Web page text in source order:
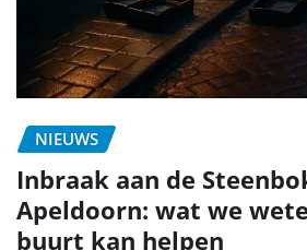
NIEUWS
Inbraak aan de
Apeldoorn: wat we
buurt kan helpen